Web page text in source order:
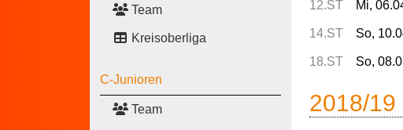
Team
Kreisoberliga
C-Junioren
Team
12.ST Mi,
14.ST So,
18.ST So,
2018/19